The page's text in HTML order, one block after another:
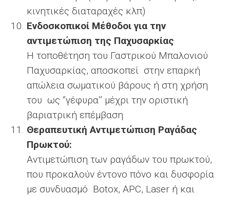
κινητικές διαταραχές κλπ)
Ενδοσκοπικοί Μέθοδοι για την
αντιμετώπιση της Παχυσαρκίας
Η τοποθέτηση του Γαστρικού Μπαλονιού
Παχυσαρκίας, αποσκοπεί στην επαρκή
απώλεια σωματικού βάρους ή στη χρήση
του ως ‘’γέφυρα’’ μέχρι την οριστική
βαριατρική επέμβαση
Θεραπευτική Αντιμετώπιση Ραγάδας
Πρωκτού:
Αντιμετώπιση των ραγάδων του πρωκτού,
που προκαλούν έντονο πόνο και δυσφορία
με συνδυασμό Botox, APC, Laser ή και